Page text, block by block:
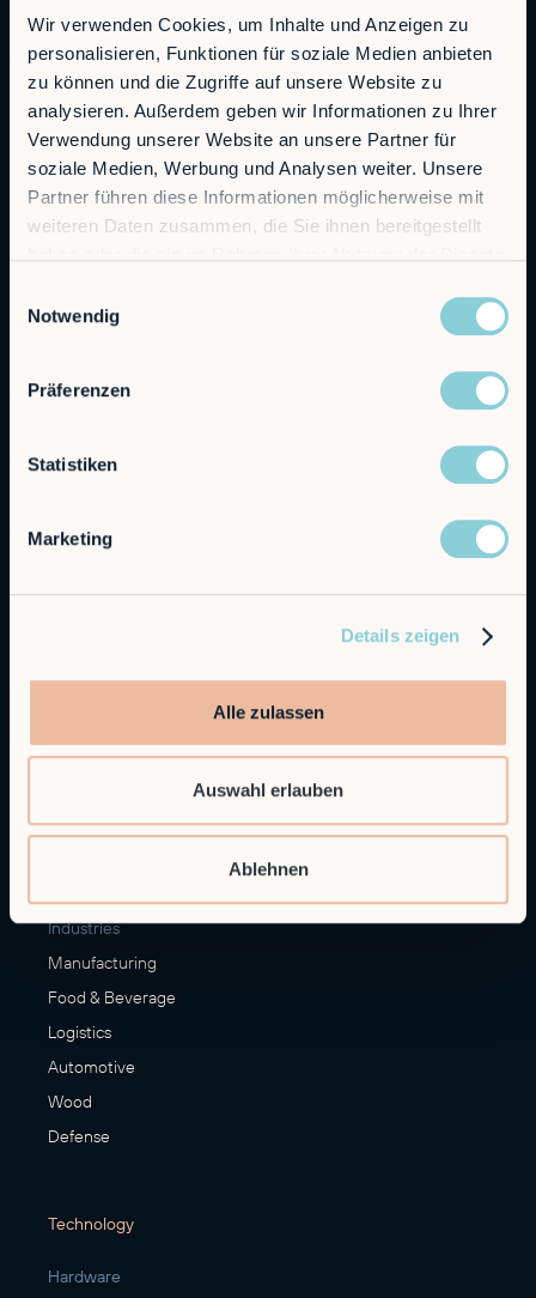
Wir verwenden Cookies, um Inhalte und Anzeigen zu
personalisieren, Funktionen für soziale Medien anbieten
zu können und die Zugriffe auf unsere Website zu
analysieren. Außerdem geben wir Informationen zu Ihrer
Verwendung unserer Website an unsere Partner für
soziale Medien, Werbung und Analysen weiter. Unsere
Partner führen diese Informationen möglicherweise mit
weiteren Daten zusammen, die Sie ihnen bereitgestellt
Notwendig
Präferenzen
Statistiken
Marketing
Details zeigen
Alle zulassen
Auswahl erlauben
Ablehnen
RobCo GmbH
80333 Munich
General Inquiries
info@robco.de
+49 89 94424076
support@robco.de
Solutions
Embedded Robotics
Machine Loading & Unloading
Palletizing
Finishing
Industries
Manufacturing
Food & Beverage
Logistics
Automotive
Wood
Defense
Technology
Hardware